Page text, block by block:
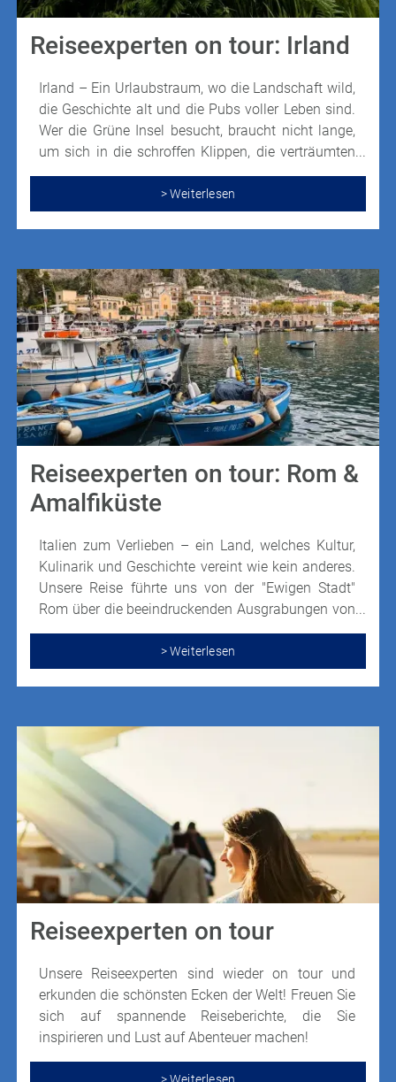
Reiseexperten on tour: Irland
Irland – Ein Urlaubstraum, wo die Landschaft wild,
die Geschichte alt und die Pubs voller Leben sind.
Wer die Grüne Insel besucht, braucht nicht lange,
um sich in die schroffen Klippen, die verträumten
Dörfer und die herzlichen Menschen zu verlieben.
Im Juni 2024 hatten wir die Gelegenheit Irland zu
bereisen und fanden nicht nur die erwarteten
> Weiterlesen
Reiseexperten on tour: Rom &
Amalfiküste
Italien zum Verlieben – ein Land, welches Kultur,
Kulinarik und Geschichte vereint wie kein anderes.
Unsere Reise führte uns von der "Ewigen Stadt"
Rom über die beeindruckenden Ausgrabungen von
Pompeji bis hin zu den malerischen Orten der
Amalfiküste und nach Capri. Dabei erlebten wir die
perfekte Mischung aus historischem Zauber und
> Weiterlesen
Reiseexperten on tour
Unsere Reiseexperten sind wieder on tour und
erkunden die schönsten Ecken der Welt! Freuen Sie
sich auf spannende Reiseberichte, die Sie
inspirieren und Lust auf Abenteuer machen!
> Weiterlesen